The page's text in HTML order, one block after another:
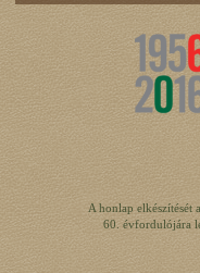
A honlap elkészítését
60. évfordulójára